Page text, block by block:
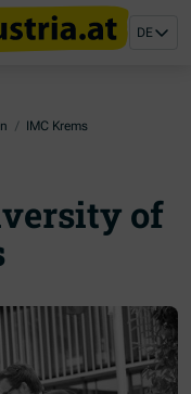
DE
/ IMC Krems
of